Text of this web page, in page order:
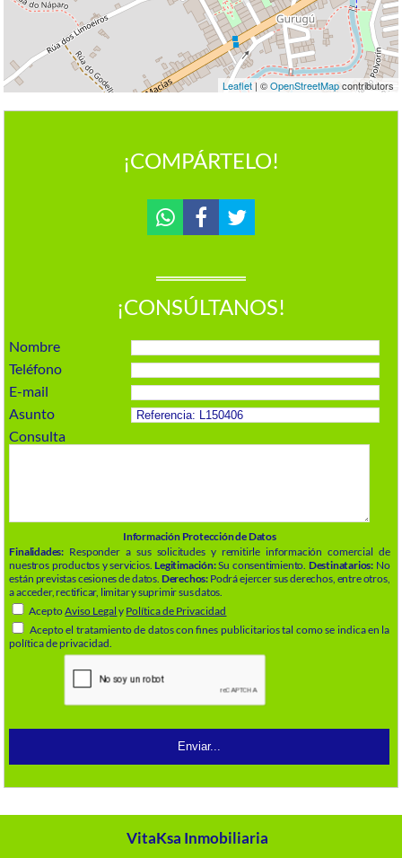
Leaflet| ©OpenStreetMapcontributors
¡COMPÁRTELO!
¡CONSÚLTANOS!
Nombre
Teléfono
E-mail
Asunto
Consulta
Información Protección de Datos
Finalidades: Responder a sus solicitudes y remitirle información comercial de
nuestros productos y servicios.Legitimación:Su consentimiento. Destinatarios:No
están previstas cesiones de datos. Derechos: Podrá ejercer sus derechos, entre otros,
a acceder, rectificar, limitar y suprimir sus datos.
AceptoAviso Legal y Política de Privacidad
Acepto el tratamiento de datos con fines publicitarios tal como se indica en la
política de privacidad.
VitaKsa Inmobiliaria